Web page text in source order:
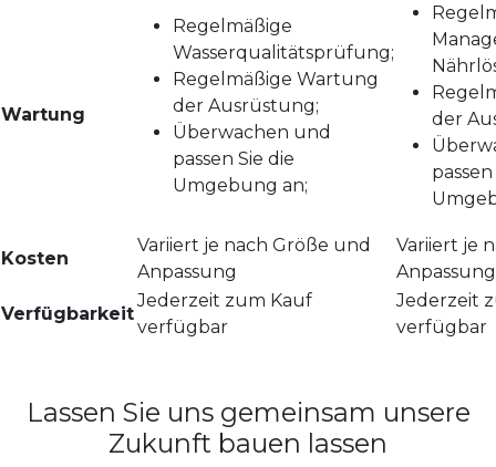
Wartung
Regelmäßige
Wasserqualitätsprüfung;
Regelmäßige Wartung
der Ausrüstung;
Überwachen und
passen Sie die
Umgebung an;
der
Kosten
Variiert je nach Größe und
Anpassung
Variiert je
Anpassung
Verfügbarkeit
Jederzeit zum Kauf
verfügbar
Jederzeit
verfügbar
Lassen Sie uns gemeinsam unsere
Zukunft bauen lassen